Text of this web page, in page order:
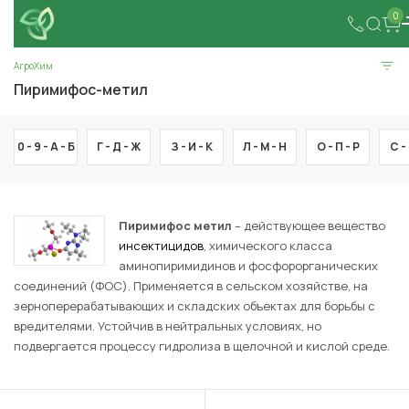
0
АгроХим
Пиримифос-метил
0 - 9 -А - Б Г - Д -Ж З - И - К Л - М - Н О - П - Р С -
Пиримифос метил – действующее вещество
инсектицидов, химического класса
аминопиримидинов и фосфорорганических
соединений (ФОС). Применяется в сельском хозяйстве, на
зерноперерабатывающих и складских объектах для борьбы с
вредителями. Устойчив в нейтральных условиях, но
подвергается процессу гидролиза в щелочной и кислой среде.
суток, остаточный эффект проявляется до 10 дней.